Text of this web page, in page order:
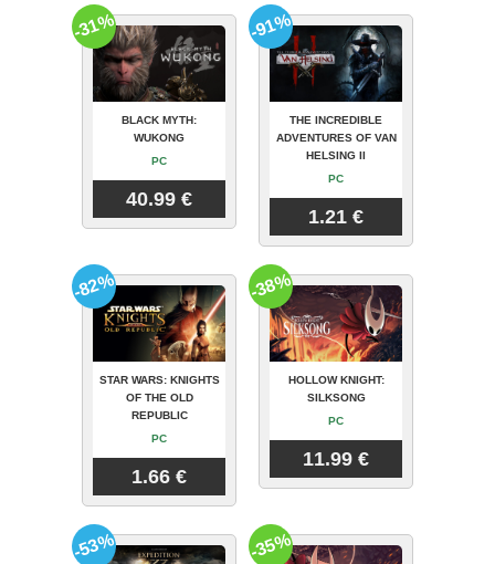
BLACK MYTH:
WUKONG
PC
40.99 €
-31%
THE INCREDIBLE
ADVENTURES OF VAN
HELSING II
PC
1.21 €
-91%
STAR WARS: KNIGHTS
OF THE OLD
REPUBLIC
PC
1.66 €
-82%
HOLLOW KNIGHT:
SILKSONG
PC
11.99 €
-38%
-53% -35%